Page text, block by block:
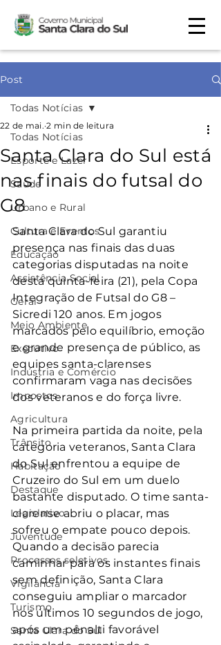
Post
Todas Notícias
Esporte e Lazer
Saúde
Urbano e Rural
Cultura e Eventos
Educação
Assistência Social
Geral
Meio Ambiente
Executivo
Indústria e Comércio
Impostos
Agricultura
Trânsito
Habitação
Destaque
Legislativo
Juventude
Processos seletivos
Vigilância
Turismo
Santa Clara do Sul
Todas Notícias
Santa Clara do Sul está
nas finais do futsal do
G8
22 de mai. 2 min de leitura
Santa Clara do Sul garantiu
presença nas finais das duas
categorias disputadas na noite
desta quinta-feira (21), pela Copa
Integração de Futsal do G8 –
Sicredi 120 anos. Em jogos
marcados pelo equilíbrio, emoção
e grande presença de público, as
equipes santa-clarenses
confirmaram vaga nas decisões
dos veteranos e do força livre.
Na primeira partida da noite, pela
categoria veteranos, Santa Clara
do Sul enfrentou a equipe de
Cruzeiro do Sul em um duelo
bastante disputado. O time santa-
clarense abriu o placar, mas
sofreu o empate pouco depois.
Quando a decisão parecia
caminhar para os instantes finais
sem definição, Santa Clara
conseguiu ampliar o marcador
nos últimos 10 segundos de jogo,
após um pênalti favorável